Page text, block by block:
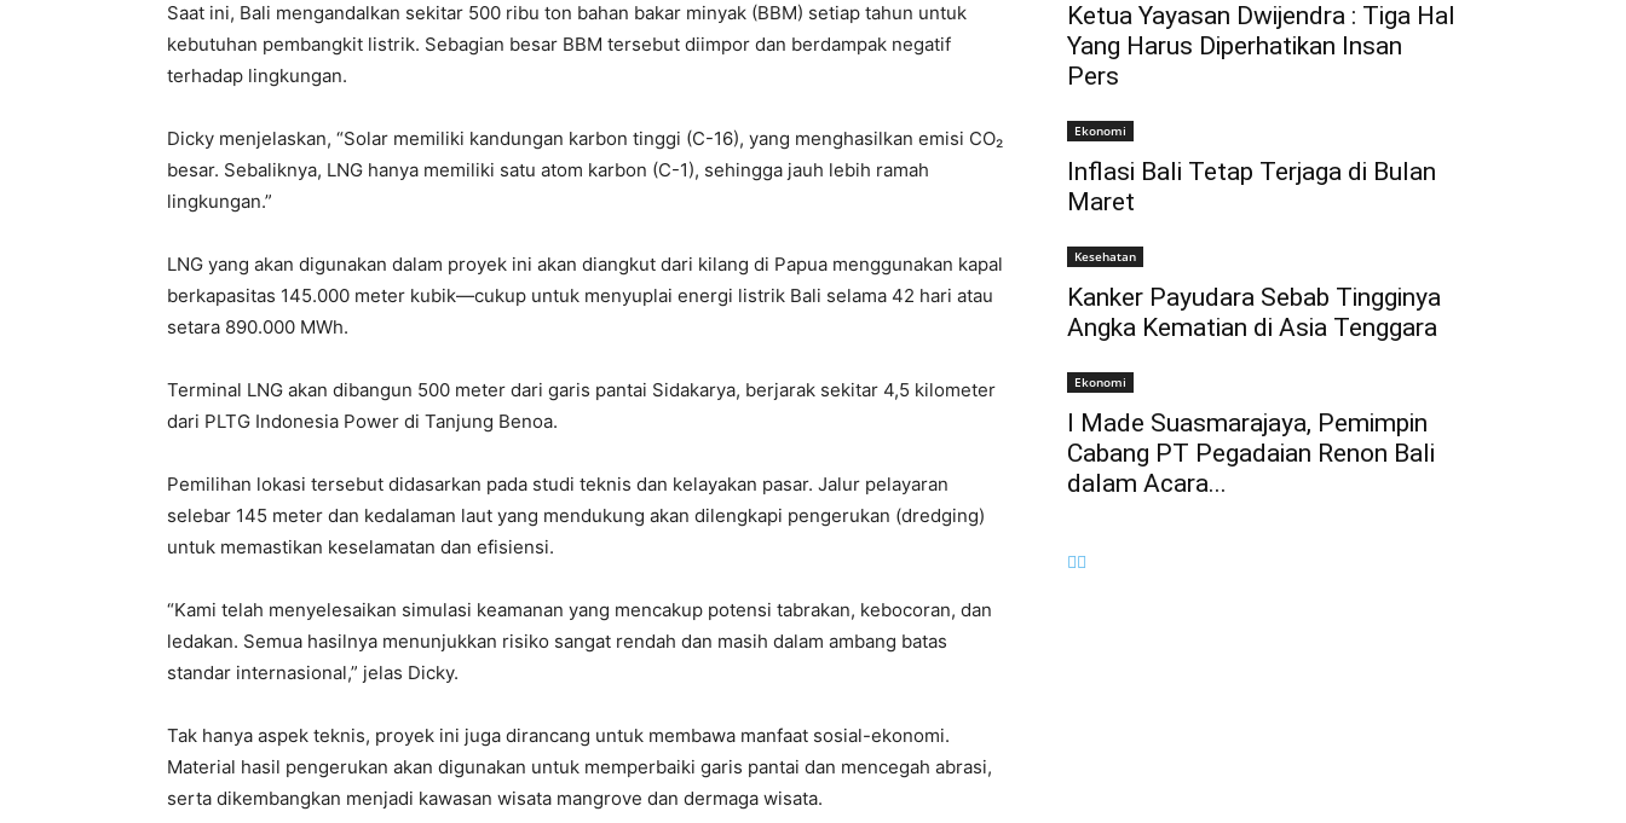
Saat ini, Bali mengandalkan sekitar 500 ribu ton bahan bakar minyak (BBM) setiap tahun untuk
kebutuhan pembangkit listrik. Sebagian besar BBM tersebut diimpor dan berdampak negatif
terhadap lingkungan.
Dicky menjelaskan, “Solar memiliki kandungan karbon tinggi (C-16), yang menghasilkan emisi CO₂
besar. Sebaliknya, LNG hanya memiliki satu atom karbon (C-1), sehingga jauh lebih ramah
lingkungan.”
LNG yang akan digunakan dalam proyek ini akan diangkut dari kilang di Papua menggunakan kapal
berkapasitas 145.000 meter kubik—cukup untuk menyuplai energi listrik Bali selama 42 hari atau
setara 890.000 MWh.
Terminal LNG akan dibangun 500 meter dari garis pantai Sidakarya, berjarak sekitar 4,5 kilometer
dari PLTG Indonesia Power di Tanjung Benoa.
Pemilihan lokasi tersebut didasarkan pada studi teknis dan kelayakan pasar. Jalur pelayaran
selebar 145 meter dan kedalaman laut yang mendukung akan dilengkapi pengerukan (dredging)
untuk memastikan keselamatan dan efisiensi.
“Kami telah menyelesaikan simulasi keamanan yang mencakup potensi tabrakan, kebocoran, dan
ledakan. Semua hasilnya menunjukkan risiko sangat rendah dan masih dalam ambang batas
standar internasional,” jelas Dicky.
Tak hanya aspek teknis, proyek ini juga dirancang untuk membawa manfaat sosial-ekonomi.
Material hasil pengerukan akan digunakan untuk memperbaiki garis pantai dan mencegah abrasi,
serta dikembangkan menjadi kawasan wisata mangrove dan dermaga wisata.
Ketua Yayasan Dwijendra : Tiga Hal
Yang Harus Diperhatikan Insan
Pers
Ekonomi
Inflasi Bali Tetap Terjaga di Bulan
Maret
Kesehatan
Kanker Payudara Sebab Tingginya
Angka Kematian di Asia Tenggara
Ekonomi
I Made Suasmarajaya, Pemimpin
Cabang PT Pegadaian Renon Bali
dalam Acara...